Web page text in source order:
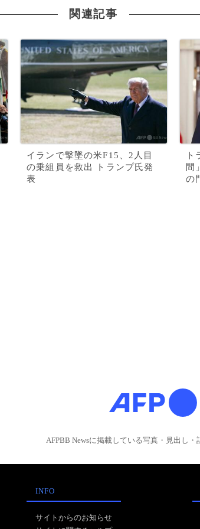
関連記事
イランで撃墜の米F15、2人目
の乗組員を救出 トランプ氏発
表
間
の
AFPBB Newsに掲載している写真・見出し
INFO
サイトからのお知らせ